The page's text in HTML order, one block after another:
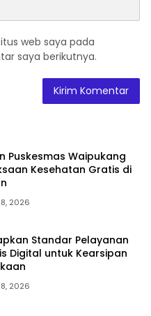
web saya pada
saya berikutnya.
Puskesmas Waipukang
Kesehatan Gratis di
2026
Standar Pelayanan
Digital untuk Kearsipan
2026